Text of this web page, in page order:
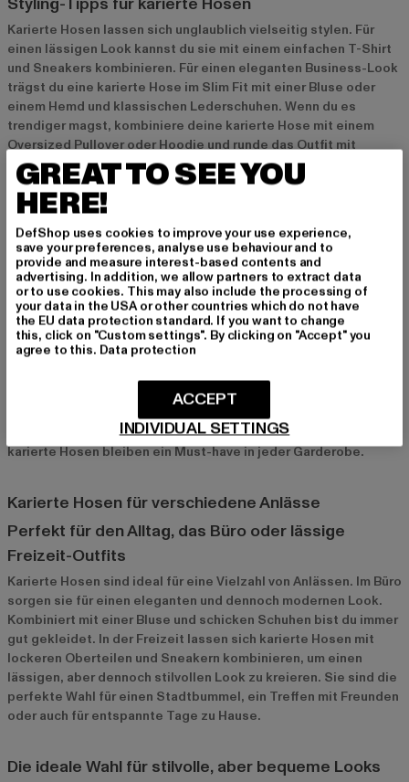
Karierte Hosen lassen sich unglaublich vielseitig stylen. Für
einen lässigen Look kannst du sie mit einem einfachen T-Shirt
und Sneakers kombinieren. Für einen eleganten Business-Look
trägst du eine karierte Hose im Slim Fit mit einer Bluse oder
einem Hemd und klassischen Lederschuhen. Wenn du es
trendiger magst, kombiniere deine karierte Hose mit einem
Oversized Pullover oder Hoodie und runde das Outfit mit
Chunky Sneakers oder Boots ab. Accessoires wie Gürtel, Hüte
oder Schmuck können deinen Look perfekt abrunden und ihm
eine persönliche Note verleihen.
Aktuelle Trends bei karierten Hosen
2024 stehen besonders kräftige Farben und breite Karomuster
im Mittelpunkt. Während klassische Muster wie Glencheck und
Hahnentritt immer zeitlos bleiben, setzen moderne Looks auf
auffälligere Karomuster und kräftige Farbakzente. Hosen in
Farbtönen wie Rot, Grün oder Blau sorgen für frische, modische
größere Rolle, sodass viele Marken recycelte Materialien oder
umweltfreundliche Produktionsverfahren verwenden. Egal, ob
du einen klassischen oder modernen Look bevorzugst –
karierte Hosen bleiben ein Must-have in jeder Garderobe.
Karierte Hosen für verschiedene Anlässe
Perfekt für den Alltag, das Büro oder lässige
Freizeit-Outfits
Karierte Hosen sind ideal für eine Vielzahl von Anlässen. Im Büro
sorgen sie für einen eleganten und dennoch modernen Look.
Kombiniert mit einer Bluse und schicken Schuhen bist du immer
gut gekleidet. In der Freizeit lassen sich karierte Hosen mit
lockeren Oberteilen und Sneakern kombinieren, um einen
lässigen, aber dennoch stilvollen Look zu kreieren. Sie sind die
perfekte Wahl für einen Stadtbummel, ein Treffen mit Freunden
oder auch für entspannte Tage zu Hause.
Die ideale Wahl für stilvolle, aber bequeme Looks
GREAT TO SEE YOU
HERE!
DefShop uses cookies to improve your use experience,
save your preferences, analyse use behaviour and to
provide and measure interest-based contents and
advertising. In addition, we allow partners to extract data
or to use cookies. This may also include the processing of
your data in the USA or other countries which do not have
the EU data protection standard. If you want to change
this, click on "Custom settings". By clicking on "Accept" you
agree to this. Data protection
INDIVIDUAL SETTINGS
ACCEPT